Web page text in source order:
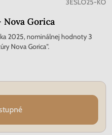
3ESLO25-KO
Nova Gorica
2025, nominálnej hodnoty 3
Nova Gorica".